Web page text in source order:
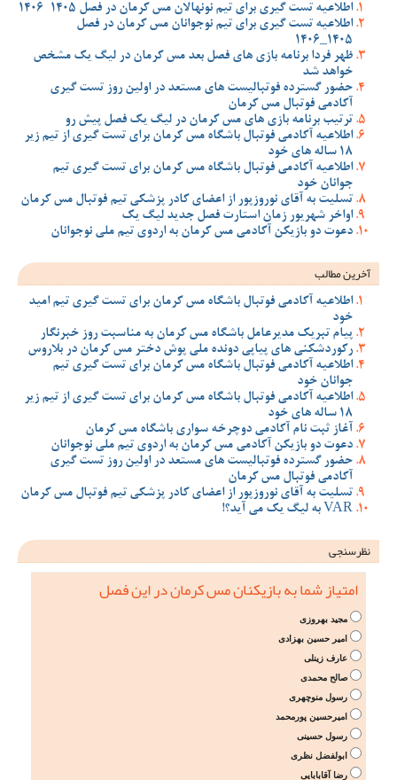
اطلاعیه تست گیری برای تیم نونهالان مس کرمان در فصل 1405-1406
اطلاعیه تست گیری برای تیم نوجوانان مس کرمان در فصل
1405_1406
ظهر فردا برنامه بازی های فصل بعد مس کرمان در لیگ یک مشخص
خواهد شد
حضور گسترده فوتبالیست های مستعد در اولین روز تست گیری
آکادمی فوتبال مس کرمان
ترتیب برنامه بازی های مس کرمان در لیگ یک فصل پیش رو
اطلاعیه آکادمی فوتبال باشگاه مس کرمان برای تست گیری از تیم زیر
18 ساله های خود
اطلاعیه آکادمی فوتبال باشگاه مس کرمان برای تست گیری تیم
جوانان خود
تسلیت به آقای نوروزپور از اعضای کادر پزشکی تیم فوتبال مس کرمان
اواخر شهریور زمان استارت فصل جدید لیگ یک
دعوت دو بازیکن آکادمی مس کرمان به اردوی تیم ملی نوجوانان
آخرین مطالب
اطلاعیه آکادمی فوتبال باشگاه مس کرمان برای تست گیری تیم امید
خود
پیام تبریک مدیرعامل باشگاه مس کرمان به مناسبت روز خبرنگار
رکوردشکنی های پیاپی دونده ملی پوش دختر مس کرمان در بلاروس
اطلاعیه آکادمی فوتبال باشگاه مس کرمان برای تست گیری تیم
جوانان خود
اطلاعیه آکادمی فوتبال باشگاه مس کرمان برای تست گیری از تیم زیر
18 ساله های خود
آغاز ثبت نام آکادمی دوچرخه سواری باشگاه مس کرمان
دعوت دو بازیکن آکادمی مس کرمان به اردوی تیم ملی نوجوانان
حضور گسترده فوتبالیست های مستعد در اولین روز تست گیری
آکادمی فوتبال مس کرمان
تسلیت به آقای نوروزپور از اعضای کادر پزشکی تیم فوتبال مس کرمان
VAR به لیگ یک می آید؟!
نظرسنجی
امتیاز شما به بازیکنان مس کرمان در این فصل
مجید بهروزی
امیر حسین بهزادی
عارف زینلی
صالح محمدی
رسول منوچهری
امیرحسین پورمحمد
رسول حسینی
ابولفضل نظری
رضا آقابابایی